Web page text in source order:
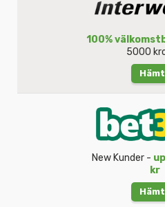
100%
5000
New Kunder -
kr